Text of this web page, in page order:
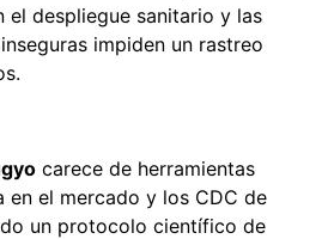
el despliegue sanitario y las
impiden un rastreo
carece de herramientas
en el mercado y los CDC de
un protocolo científico de